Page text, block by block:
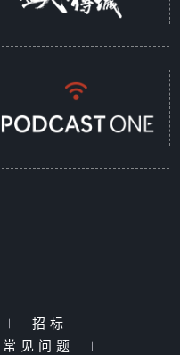
| 招标
|
常见问题
|